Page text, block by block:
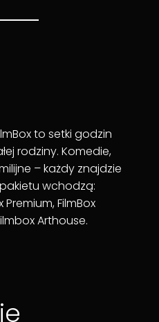
to setki godzin
rodziny. Komedie,
– każdy znajdzie
wchodzą:
Premium, FilmBox
Arthouse.